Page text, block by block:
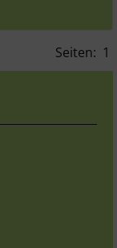
Seiten: 1